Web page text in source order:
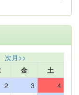
次月>>
金
土
2 3
4